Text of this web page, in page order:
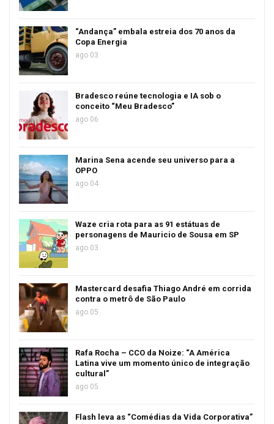
“Andança” embala estreia dos 70 anos da
Copa Energia
ago 03
Bradesco reúne tecnologia e IA sob o
conceito “Meu Bradesco”
ago 06
Marina Sena acende seu universo para a
OPPO
ago 04
Waze cria rota para as 91 estátuas de
personagens de Mauricio de Sousa em SP
ago 03
Mastercard desafia Thiago André em corrida
contra o metrô de São Paulo
ago 05
Rafa Rocha – CCO da Noize: “A América
Latina vive um momento único de integração
cultural”
ago 05
Flash leva as “Comédias da Vida Corporativa”